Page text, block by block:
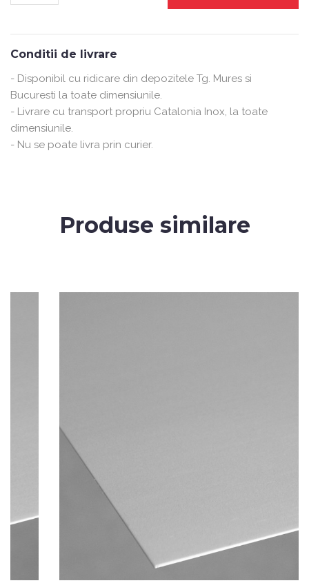
Conditii de livrare
- Disponibil cu ridicare din depozitele Tg. Mures si
Bucuresti la toate dimensiunile.
- Livrare cu transport propriu Catalonia Inox, la toate
dimensiunile.
- Nu se poate livra prin curier.
Produse similare